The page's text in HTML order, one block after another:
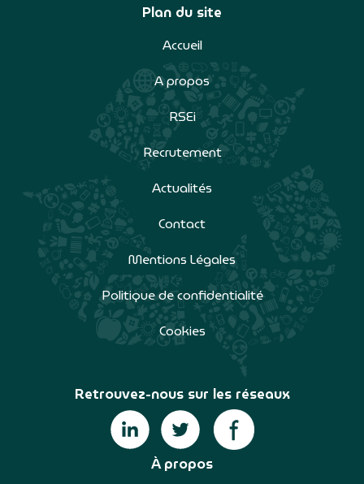
Plan du site
Accueil
A propos
RSEi
Recrutement
Actualités
Contact
Mentions Légales
Politique de confidentialité
Cookies
Retrouvez-nous sur les réseaux
À propos